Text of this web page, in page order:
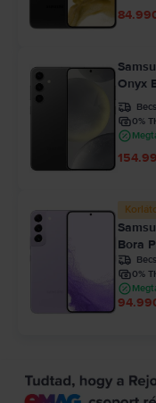
Onyx
0%
Bora
0%